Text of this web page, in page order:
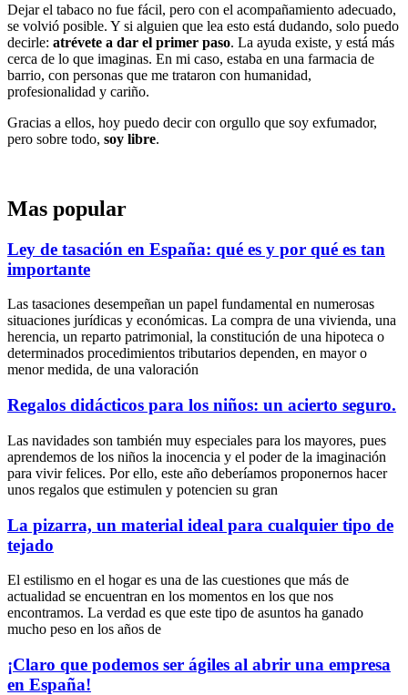
Dejar el tabaco no fue fácil, pero con el acompañamiento adecuado,
se volvió posible. Y si alguien que lea esto está dudando, solo puedo
decirle: atrévete a dar el primer paso. La ayuda existe, y está más
cerca de lo que imaginas. En mi caso, estaba en una farmacia de
barrio, con personas que me trataron con humanidad,
profesionalidad y cariño.
Gracias a ellos, hoy puedo decir con orgullo que soy exfumador,
pero sobre todo, soy libre.
Mas popular
Ley de tasación en España: qué es y por qué es tan
importante
Las tasaciones desempeñan un papel fundamental en numerosas
situaciones jurídicas y económicas. La compra de una vivienda, una
herencia, un reparto patrimonial, la constitución de una hipoteca o
determinados procedimientos tributarios dependen, en mayor o
menor medida, de una valoración
Regalos didácticos para los niños: un acierto seguro.
Las navidades son también muy especiales para los mayores, pues
aprendemos de los niños la inocencia y el poder de la imaginación
para vivir felices. Por ello, este año deberíamos proponernos hacer
unos regalos que estimulen y potencien su gran
La pizarra, un material ideal para cualquier tipo de
tejado
El estilismo en el hogar es una de las cuestiones que más de
actualidad se encuentran en los momentos en los que nos
encontramos. La verdad es que este tipo de asuntos ha ganado
mucho peso en los años de
¡Claro que podemos ser ágiles al abrir una empresa
en España!